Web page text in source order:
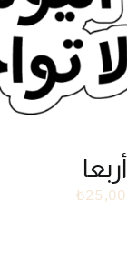
أربعا
₺25,00